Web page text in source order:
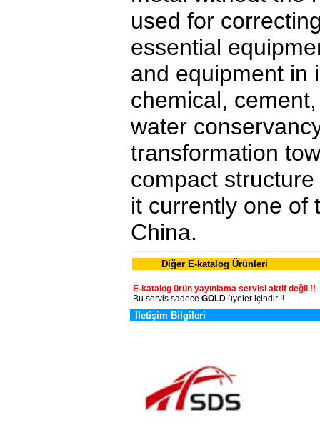
used for
essential
and equipment in
chemical,
water
transformation
compact
it currently one of
China.
Diğer E-katalog Ürünleri
E-katalog ürün yayınlama servisi aktif değil !!
Bu servis sadece GOLD üyeler içindir !!
Iletişim Bilgileri